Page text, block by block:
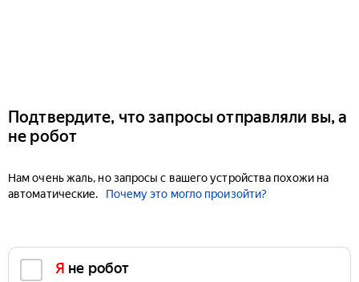
Подтвердите, что запросы отправляли вы, а
не робот
Нам очень жаль, но запросы с вашего устройства похожи на
автоматические.
Почему это могло произойти?
Я не робот